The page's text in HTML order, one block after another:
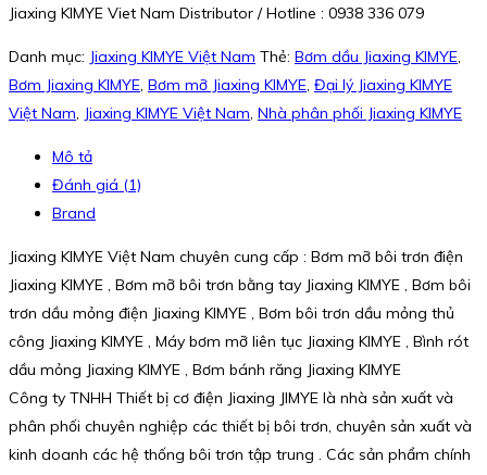
Jiaxing KIMYE Viet Nam Distributor / Hotline : 0938 336 079
Danh mục: Jiaxing KIMYE Việt Nam Thẻ: Bơm dầu Jiaxing KIMYE,
Bơm Jiaxing KIMYE, Bơm mỡ Jiaxing KIMYE, Đại lý Jiaxing KIMYE
Việt Nam, Jiaxing KIMYE Việt Nam, Nhà phân phối Jiaxing KIMYE
Mô tả
Đánh giá (1)
Brand
Jiaxing KIMYE Việt Nam chuyên cung cấp : Bơm mỡ bôi trơn điện
Jiaxing KIMYE , Bơm mỡ bôi trơn bằng tay Jiaxing KIMYE , Bơm bôi
trơn dầu mỏng điện Jiaxing KIMYE , Bơm bôi trơn dầu mỏng thủ
công Jiaxing KIMYE , Máy bơm mỡ liên tục Jiaxing KIMYE , Bình rót
dầu mỏng Jiaxing KIMYE , Bơm bánh răng Jiaxing KIMYE
Công ty TNHH Thiết bị cơ điện Jiaxing JIMYE là nhà sản xuất và
phân phối chuyên nghiệp các thiết bị bôi trơn, chuyên sản xuất và
kinh doanh các hệ thống bôi trơn tập trung . Các sản phẩm chính